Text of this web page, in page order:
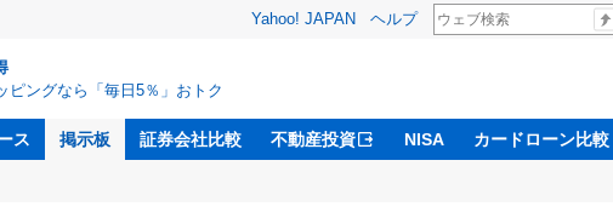
Yahoo! JAPAN ヘルプ
ピングなら「毎日5％」おトク
ス 掲示板 証券会社比較 不動産投資 NISA カードローン比較